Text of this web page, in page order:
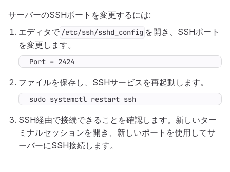
サーバーのSSHポートを変更するには:
エディタで /etc/ssh/sshd_config を開き、SSHポート
を変更します。
Port = 2424
ファイルを保存し、SSHサービスを再起動します。
sudo systemctl restart ssh
SSH経由で接続できることを確認します。新しいター
ミナルセッションを開き、新しいポートを使用してサ
ーバーにSSH接続します。